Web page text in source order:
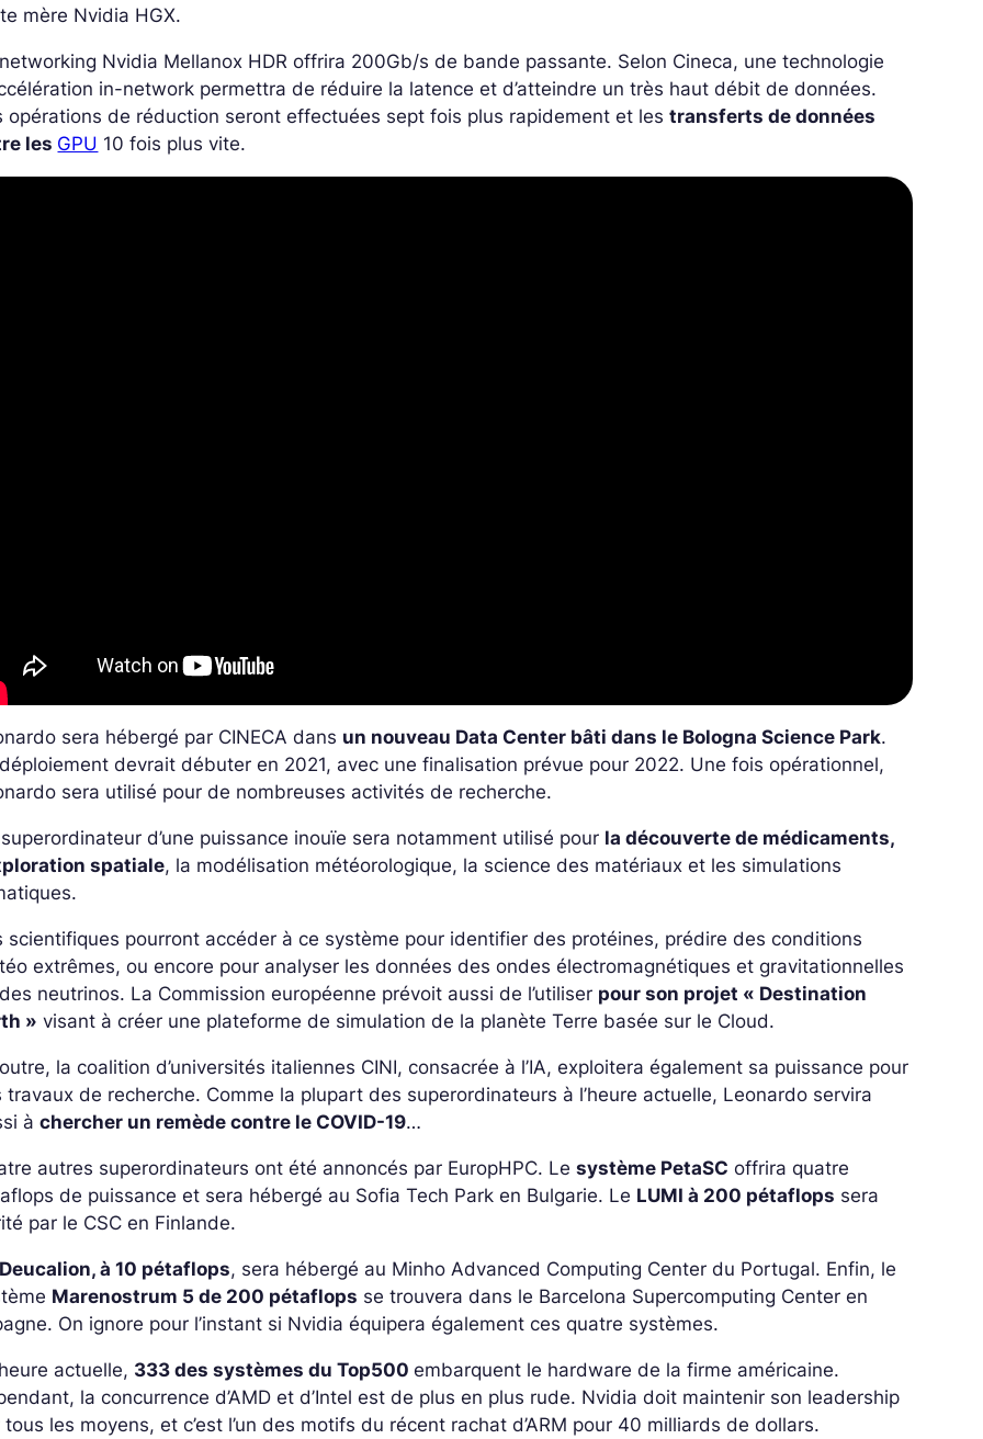
mère Nvidia HGX.
Nvidia Mellanox HDR offrira 200Gb/s de bande passante. Selon Cineca, une technologie
in-network permettra de réduire la latence et d’atteindre un très haut débit de données.
opérations de réduction seront effectuées sept fois plus rapidement et lestransferts de données
les GPU 10 fois plus vite.
sera hébergé par CINECA dans un nouveau Data Center bâti dans le Bologna Science Park.
devrait débuter en 2021, avec une finalisation prévue pour 2022. Une fois opérationnel,
sera utilisé pour de nombreuses activités de recherche.
d’une puissance inouïe sera notamment utilisé pour la découverte de médicaments,
spatiale, la modélisation météorologique, la science des matériaux et les simulations
scientifiques pourront accéder à ce système pour identifier des protéines, prédire des conditions
extrêmes, ou encore pour analyser les données des ondes électromagnétiques et gravitationnelles
neutrinos. La Commission européenne prévoit aussi de l’utiliser pour son projet « Destination
» visant à créer une plateforme de simulation de la planète Terre basée sur le Cloud.
la coalition d’universités italiennes CINI, consacrée à l’IA, exploitera également sa puissance pour
travaux de recherche. Comme la plupart des superordinateurs à l’heure actuelle, Leonardo servira
àchercher un remède contre le COVID-19…
autres superordinateurs ont été annoncés par EuropHPC. Lesystème PetaSC offrira quatre
de puissance et sera hébergé au Sofia Tech Park en Bulgarie. Le LUMI à 200 pétaflops sera
par le CSC en Finlande.
Deucalion, à 10 pétaflops, sera hébergé au Minho Advanced Computing Center du Portugal. Enfin, le
Marenostrum 5 de 200 pétaflops se trouvera dans le Barcelona Supercomputing Center en
On ignore pour l’instant si Nvidia équipera également ces quatre systèmes.
actuelle, 333 des systèmes du Top500embarquent le hardware de la firme américaine.
la concurrence d’AMD et d’Intel est de plus en plus rude. Nvidia doit maintenir son leadership
tous les moyens, et c’est l’un des motifs du récent rachat d’ARM pour 40 milliards de dollars.